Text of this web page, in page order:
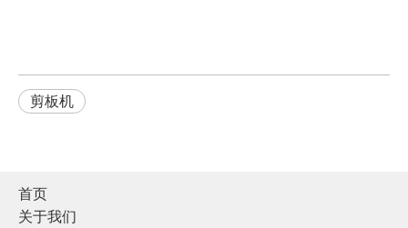
剪板机
首页
关于我们